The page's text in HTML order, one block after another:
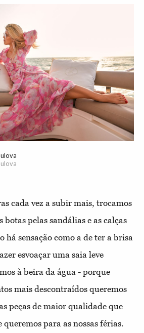
cada vez a subir mais, trocamos
botas pelas sandálias e as calças
há sensação como a de ter a brisa
esvoaçar uma saia leve
à beira da água - porque
mais descontraídos queremos
peças de maior qualidade que
para as nossas férias.